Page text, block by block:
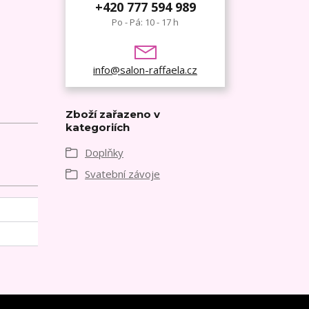
+420 777 594 989
Po - Pá: 10 - 17 h
info@salon-raffaela.cz
Zboží zařazeno v
kategoriích
Doplňky
Svatební závoje